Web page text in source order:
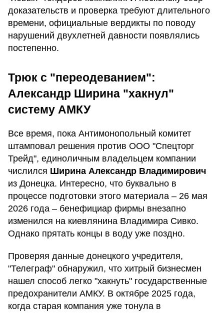
доказательств и проверка требуют длительного
времени, официальные вердикты по поводу
нарушений двухлетней давности появлялись
постепенно.
Трюк с "переодеванием":
Александр Ширина "хакнул"
систему АМКУ
Все время, пока Антимонопольный комитет
штамповал решения против ООО "Спецторг
Трейд", единоличным владельцем компании
числился Ширина Александр Владимирович
из Донецка. Интересно, что буквально в
процессе подготовки этого материала – 26 мая
2026 года – бенефициар фирмы внезапно
изменился на киевлянина Владимира Сивко.
Однако прятать концы в воду уже поздно.
Проверяя данные донецкого учредителя,
"Телеграф" обнаружил, что хитрый бизнесмен
нашел способ легко "хакнуть" государственные
предохранители АМКУ. В октябре 2025 года,
когда старая компания уже тонула в